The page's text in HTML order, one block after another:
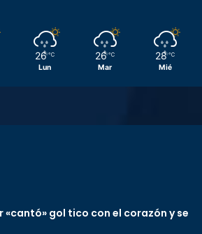
26 ℃
Lun
26 ℃
Mar
28 ℃
Mié
«cantó» gol tico con el corazón y se